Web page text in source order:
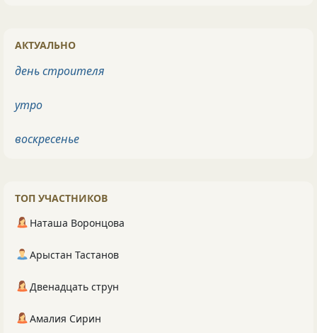
АКТУАЛЬНО
день строителя
утро
воскресенье
ТОП УЧАСТНИКОВ
Наташа Воронцова
Арыстан Тастанов
Двенадцать струн
Амалия Сирин